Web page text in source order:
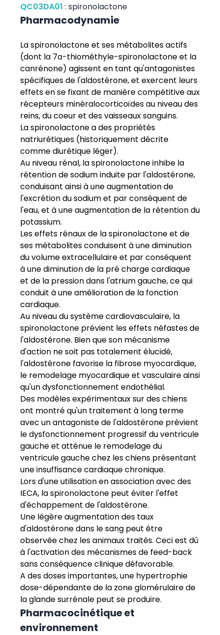
QC03DA01 : spironolactone
Pharmacodynamie
La spironolactone et ses métabolites actifs
(dont la 7α-thiométhyle-spironolactone et la
canrénone) agissent en tant qu'antagonistes
spécifiques de l'aldostérone, et exercent leurs
effets en se fixant de manière compétitive aux
récepteurs minéralocorticoïdes au niveau des
reins, du coeur et des vaisseaux sanguins.
La spironolactone a des propriétés
natriurétiques (historiquement décrite
comme diurétique léger).
Au niveau rénal, la spironolactone inhibe la
rétention de sodium induite par l'aldostérone,
conduisant ainsi à une augmentation de
l'excrétion du sodium et par conséquent de
l'eau, et à une augmentation de la rétention du
potassium.
Les effets rénaux de la spironolactone et de
ses métabolites conduisent à une diminution
du volume extracellulaire et par conséquent
à une diminution de la pré charge cardiaque
et de la pression dans l'atrium gauche, ce qui
conduit à une amélioration de la fonction
cardiaque.
Au niveau du système cardiovasculaire, la
spironolactone prévient les effets néfastes de
l'aldostérone. Bien que son mécanisme
d'action ne soit pas totalement élucidé,
l'aldostérone favorise la fibrose myocardique,
le remodelage myocardique et vasculaire ainsi
qu'un dysfonctionnement endothélial.
Des modèles expérimentaux sur des chiens
ont montré qu'un traitement à long terme
avec un antagoniste de l'aldostérone prévient
le dysfonctionnement progressif du ventricule
gauche et atténue le remodelage du
ventricule gauche chez les chiens présentant
une insuffisance cardiaque chronique.
Lors d'une utilisation en association avec des
IECA, la spironolactone peut éviter l'effet
d'échappement de l'aldostérone.
Une légère augmentation des taux
d'aldostérone dans le sang peut être
observée chez les animaux traités. Ceci est dû
à l'activation des mécanismes de feed-back
sans conséquence clinique défavorable.
A des doses importantes, une hypertrophie
dose-dépendante de la zone glomérulaire de
la glande surrénale peut se produire.
Pharmacocinétique et
environnement